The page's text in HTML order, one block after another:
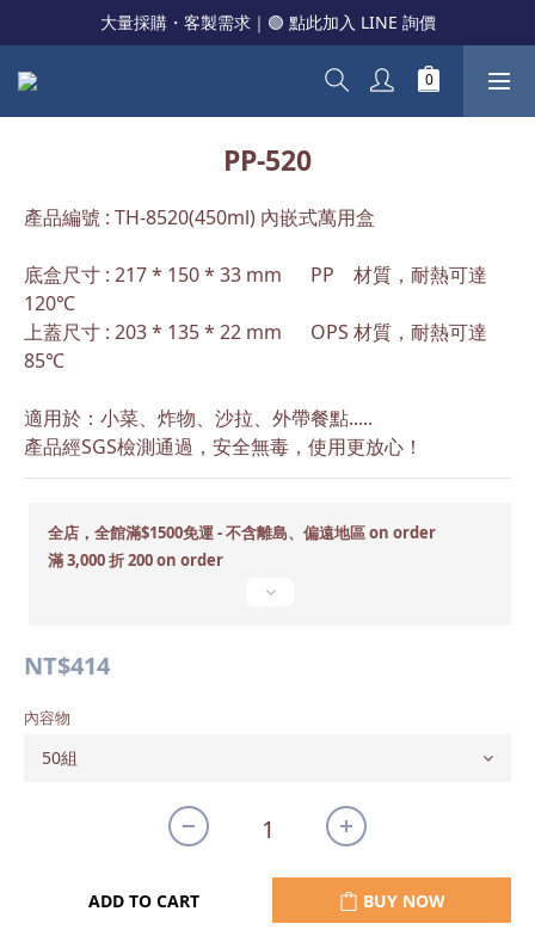
大量採購・客製需求｜🟢 點此加入 LINE 詢價
PP-520
產品編號 : TH-8520(450ml) 內嵌式萬用盒
底盒尺寸 : 217 * 150 * 33 mm      PP    材質，耐熱可達
120℃
上蓋尺寸 : 203 * 135 * 22 mm      OPS 材質，耐熱可達
85℃
適用於：小菜、炸物、沙拉、外帶餐點.....
產品經SGS檢測通過，安全無毒，使用更放心！
全店，全館滿$1500免運 - 不含離島、偏遠地區 on order
滿 3,000 折 200 on order
NT$414
內容物
ADD TO CART BUY NOW